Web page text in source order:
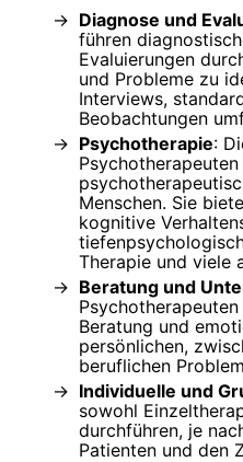
Diagnose und
führen
Evaluierungen
und Probleme zu
Interviews,
Beobachtungen
Psychotherapie:
Menschen. Sie
kognitive
Therapie und viele
Beratung und
Beratung und
persönlichen,
beruflichen
Individuelle und
sowohl
durchführen, je
Patienten und den